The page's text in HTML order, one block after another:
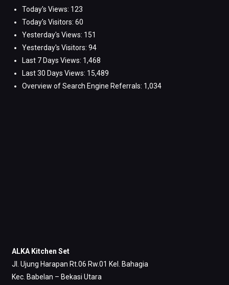
Today's Views: 123
Today's Visitors: 60
Yesterday's Views: 151
Yesterday's Visitors: 94
Last 7 Days Views: 1,468
Last 30 Days Views: 15,489
Overview of Search Engine Referrals: 1,034
ALKA Kitchen Set
Jl. Ujung Harapan Rt.06 Rw.01 Kel. Bahagia
Kec. Babelan – Bekasi Utara